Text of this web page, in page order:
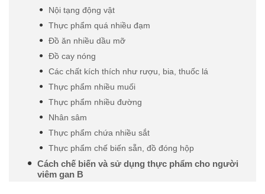
Nội tạng động vật
Thực phẩm quá nhiều đạm
Đồ ăn nhiều dầu mỡ
Đồ cay nóng
Các chất kích thích như rượu, bia, thuốc lá
Thực phẩm nhiều muối
Thực phẩm nhiều đường
Nhân sâm
Thực phẩm chứa nhiều sắt
Thực phẩm chế biến sẵn, đồ đóng hộp
Cách chế biến và sử dụng thực phẩm cho người
viêm gan B